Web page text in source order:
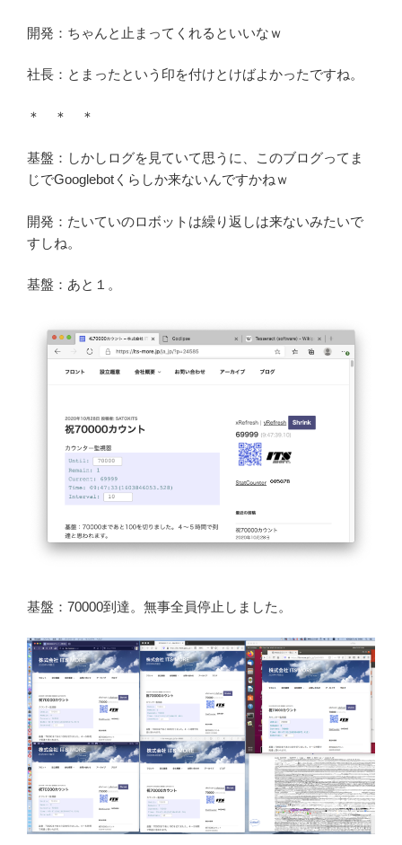
開発：ちゃんと止まってくれるといいなｗ
社長：とまったという印を付けとけばよかったですね。
＊ ＊ ＊
基盤：しかしログを見ていて思うに、このブログってま
じでGooglebotくらしか来ないんですかねｗ
開発：たいていのロボットは繰り返しは来ないみたいで
すしね。
基盤：あと１。
基盤：70000到達。無事全員停止しました。